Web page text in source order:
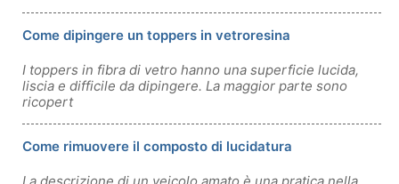
Come dipingere un toppers in vetroresina
I toppers in fibra di vetro hanno una superficie lucida,
liscia e difficile da dipingere. La maggior parte sono
ricopert
Come rimuovere il composto di lucidatura